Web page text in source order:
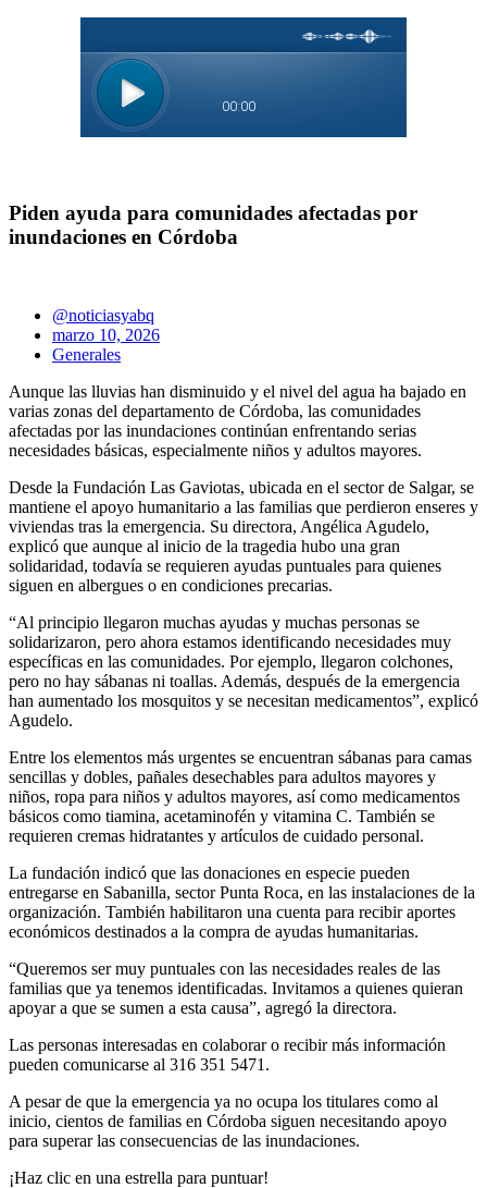
Piden ayuda para comunidades afectadas por
inundaciones en Córdoba
@noticiasyabq
marzo 10, 2026
Generales
Aunque las lluvias han disminuido y el nivel del agua ha bajado en
varias zonas del departamento de Córdoba, las comunidades
afectadas por las inundaciones continúan enfrentando serias
necesidades básicas, especialmente niños y adultos mayores.
Desde la Fundación Las Gaviotas, ubicada en el sector de Salgar, se
mantiene el apoyo humanitario a las familias que perdieron enseres y
viviendas tras la emergencia. Su directora, Angélica Agudelo,
explicó que aunque al inicio de la tragedia hubo una gran
solidaridad, todavía se requieren ayudas puntuales para quienes
siguen en albergues o en condiciones precarias.
“Al principio llegaron muchas ayudas y muchas personas se
solidarizaron, pero ahora estamos identificando necesidades muy
específicas en las comunidades. Por ejemplo, llegaron colchones,
pero no hay sábanas ni toallas. Además, después de la emergencia
han aumentado los mosquitos y se necesitan medicamentos”, explicó
Agudelo.
Entre los elementos más urgentes se encuentran sábanas para camas
sencillas y dobles, pañales desechables para adultos mayores y
niños, ropa para niños y adultos mayores, así como medicamentos
básicos como tiamina, acetaminofén y vitamina C. También se
requieren cremas hidratantes y artículos de cuidado personal.
La fundación indicó que las donaciones en especie pueden
entregarse en Sabanilla, sector Punta Roca, en las instalaciones de la
organización. También habilitaron una cuenta para recibir aportes
económicos destinados a la compra de ayudas humanitarias.
“Queremos ser muy puntuales con las necesidades reales de las
familias que ya tenemos identificadas. Invitamos a quienes quieran
apoyar a que se sumen a esta causa”, agregó la directora.
Las personas interesadas en colaborar o recibir más información
pueden comunicarse al 316 351 5471.
A pesar de que la emergencia ya no ocupa los titulares como al
inicio, cientos de familias en Córdoba siguen necesitando apoyo
para superar las consecuencias de las inundaciones.
¡Haz clic en una estrella para puntuar!